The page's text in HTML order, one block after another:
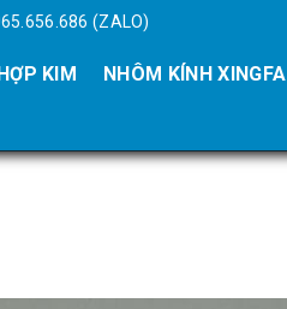
(ZALO)
KIM NHÔM KÍNH XINGFA